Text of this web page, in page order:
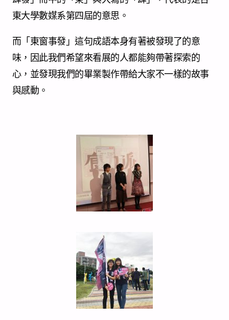
東大學數媒系第四屆的意思。
而「東窗事發」這句成語本身有著被發現了的意
味，因此我們希望來看展的人都能夠帶著探索的
心，並發現我們的畢業製作帶給大家不一樣的故事
與感動。